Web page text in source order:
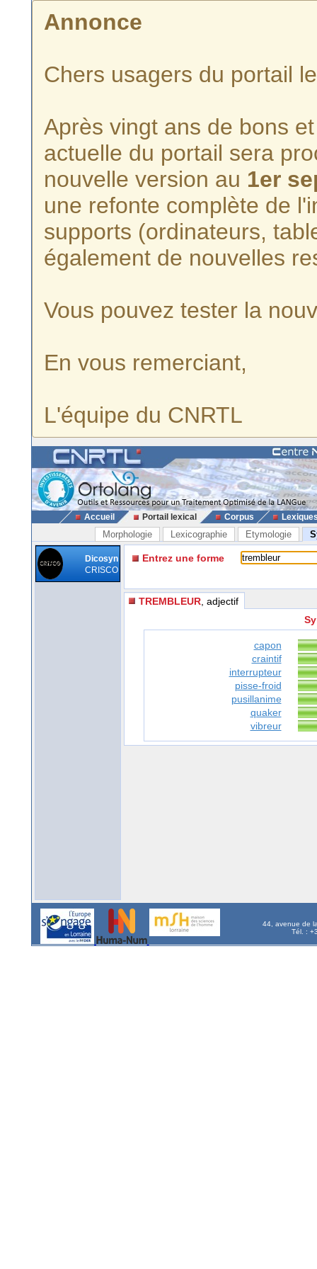
Annonce
Chers usagers du portail
Après vingt ans de bons
actuelle du portail sera
nouvelle version au 1er
une refonte complète de
supports (ordinateurs,
également de nouvelles
Vous pouvez tester la
En vous remerciant,
L'équipe du CNRTL
Accueil Portail lexical Corpus
Morphologie Lexicographie Etymologie
Dicosyn
CRISCO
Entrez une forme
TREMBLEUR , adjectif
capon
craintif
interrupteur
pisse-froid
pusillanime
quaker
vibreur
44, avenue de
Tél. :